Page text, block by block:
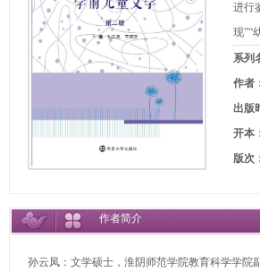
进行
现”“
系列
作者
出版
开本
版次
作者简介
孙云凤：文学硕士，淮阴师范学院教育科学学